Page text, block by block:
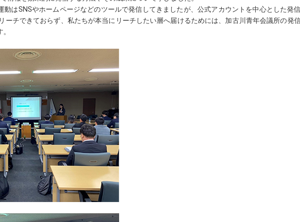
動はSNSやホームページなどのツールで発信してきましたが、公式アカウントを中心とした発
ーチできておらず、私たちが本当にリーチしたい層へ届けるためには、加古川青年会議所の発